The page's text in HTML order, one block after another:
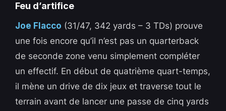
Feu d’artifice
Joe Flacco (31/47, 342 yards – 3 TDs) prouve
une fois encore qu’il n’est pas un quarterback
de seconde zone venu simplement compléter
un effectif. En début de quatrième quart-temps,
il mène un drive de dix jeux et traverse tout le
terrain avant de lancer une passe de cinq yards